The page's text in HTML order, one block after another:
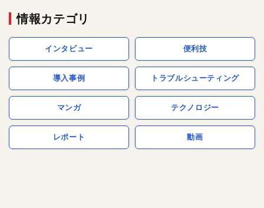
情報カテゴリ
インタビュー 便利技
導入事例 トラブルシューティング
マンガ テクノロジー
レポート 動画